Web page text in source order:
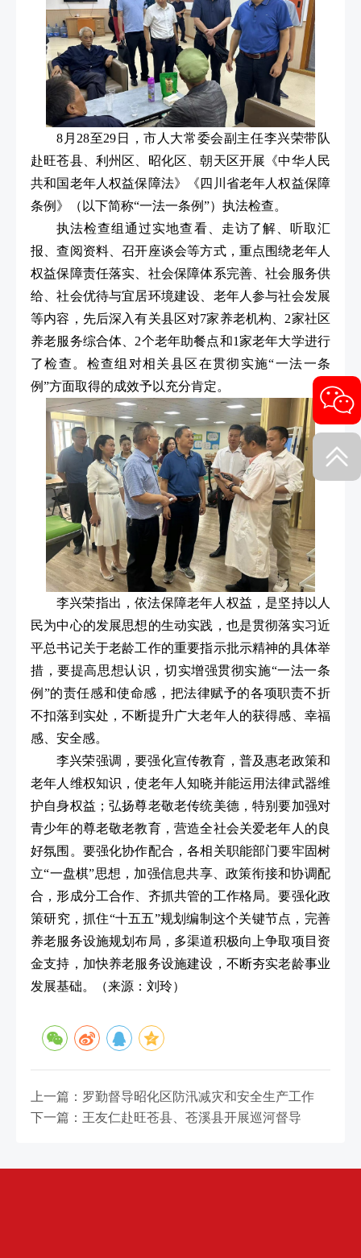
8月28至29日，市人大常委会副主任李兴荣带队
赴旺苍县、利州区、昭化区、朝天区开展《中华人民
共和国老年人权益保障法》《四川省老年人权益保障
条例》（以下简称“一法一条例”）执法检查。
执法检查组通过实地查看、走访了解、听取汇
报、查阅资料、召开座谈会等方式，重点围绕老年人
权益保障责任落实、社会保障体系完善、社会服务供
给、社会优待与宜居环境建设、老年人参与社会发展
等内容，先后深入有关县区对7家养老机构、2家社区
养老服务综合体、2个老年助餐点和1家老年大学进行
了检查。检查组对相关县区在贯彻实施“一法一条
例”方面取得的成效予以充分肯定。
李兴荣指出，依法保障老年人权益，是坚持以人
民为中心的发展思想的生动实践，也是贯彻落实习近
平总书记关于老龄工作的重要指示批示精神的具体举
措，要提高思想认识，切实增强贯彻实施“一法一条
例”的责任感和使命感，把法律赋予的各项职责不折
不扣落到实处，不断提升广大老年人的获得感、幸福
感、安全感。
李兴荣强调，要强化宣传教育，普及惠老政策和
老年人维权知识，使老年人知晓并能运用法律武器维
护自身权益；弘扬尊老敬老传统美德，特别要加强对
青少年的尊老敬老教育，营造全社会关爱老年人的良
好氛围。要强化协作配合，各相关职能部门要牢固树
立“一盘棋”思想，加强信息共享、政策衔接和协调配
合，形成分工合作、齐抓共管的工作格局。要强化政
策研究，抓住“十五五”规划编制这个关键节点，完善
养老服务设施规划布局，多渠道积极向上争取项目资
金支持，加快养老服务设施建设，不断夯实老龄事业
发展基础。
（来源：刘玲）
上一篇：罗勤督导昭化区防汛减灾和安全生产工作
下一篇：王友仁赴旺苍县、苍溪县开展巡河督导